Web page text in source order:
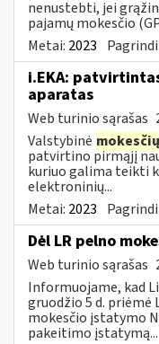
nenustebti, jei
pajamų mokesčio
Metai: 2023
i.EKA:
aparatas
Web turinio sąrašas
Valstybinė mokesčių
patvirtino pirmąjį
kuriuo galima teikti
elektroninių...
Metai: 2023
Dėl LR pelno
Web turinio sąrašas
Informuojame, kad
gruodžio 5 d. priėmė
mokesčio įstatymo
pakeitimo įstatymą...